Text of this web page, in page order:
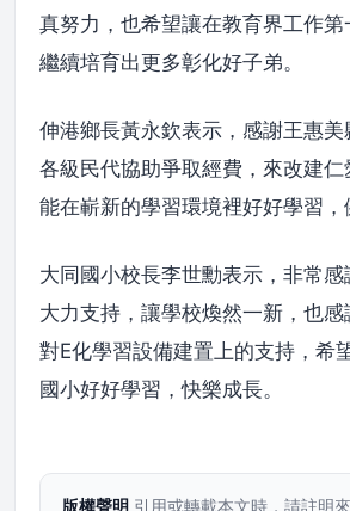
真努力，也希望讓在教育界工作第
繼續培育出更多彰化好子弟。
伸港鄉長黃永欽表示，感謝王惠美
各級民代協助爭取經費，來改建仁
能在嶄新的學習環境裡好好學習，
大同國小校長李世勳表示，非常
大力支持，讓學校煥然一新，也
對E化學習設備建置上的支持，希
國小好好學習，快樂成長。
版權聲明 引用或轉載本文時，請註明